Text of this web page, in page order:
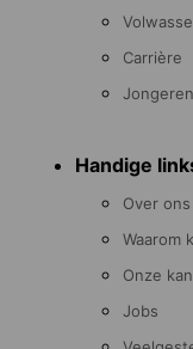
Carrière
Handige
Over ons
Waarom
Onze
Jobs